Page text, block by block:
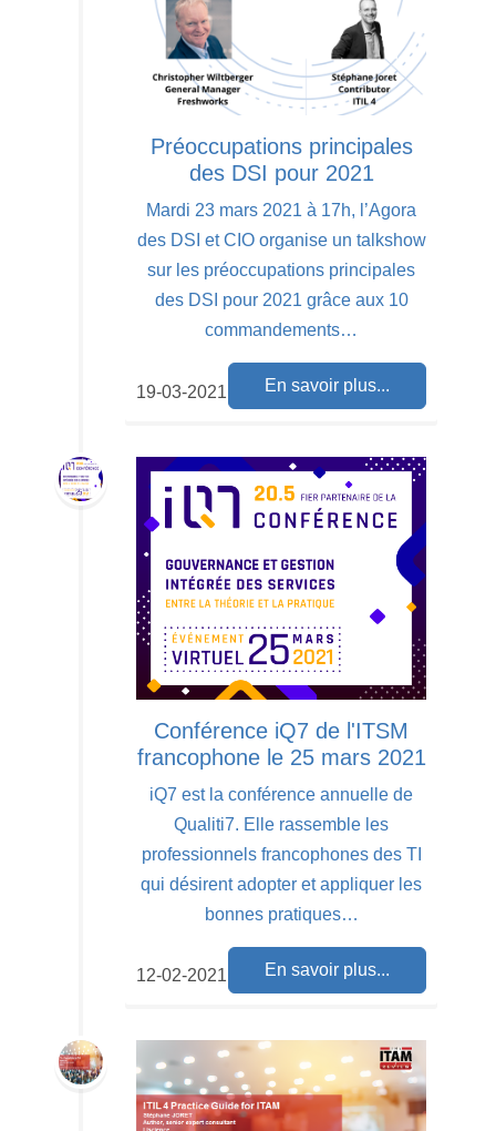
Préoccupations principales
des DSI pour 2021
Mardi 23 mars 2021 à 17h, l’Agora
des DSI et CIO organise un talkshow
sur les préoccupations principales
des DSI pour 2021 grâce aux 10
commandements…
En savoir plus...
19-03-2021
Conférence iQ7 de l'ITSM
francophone le 25 mars 2021
iQ7 est la conférence annuelle de
Qualiti7. Elle rassemble les
professionnels francophones des TI
qui désirent adopter et appliquer les
bonnes pratiques…
En savoir plus...
12-02-2021